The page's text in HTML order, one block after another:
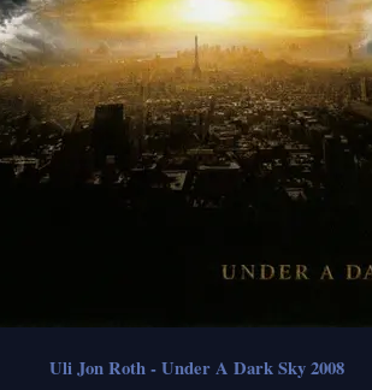
Uli Jon Roth - Under A Dark Sky 2008